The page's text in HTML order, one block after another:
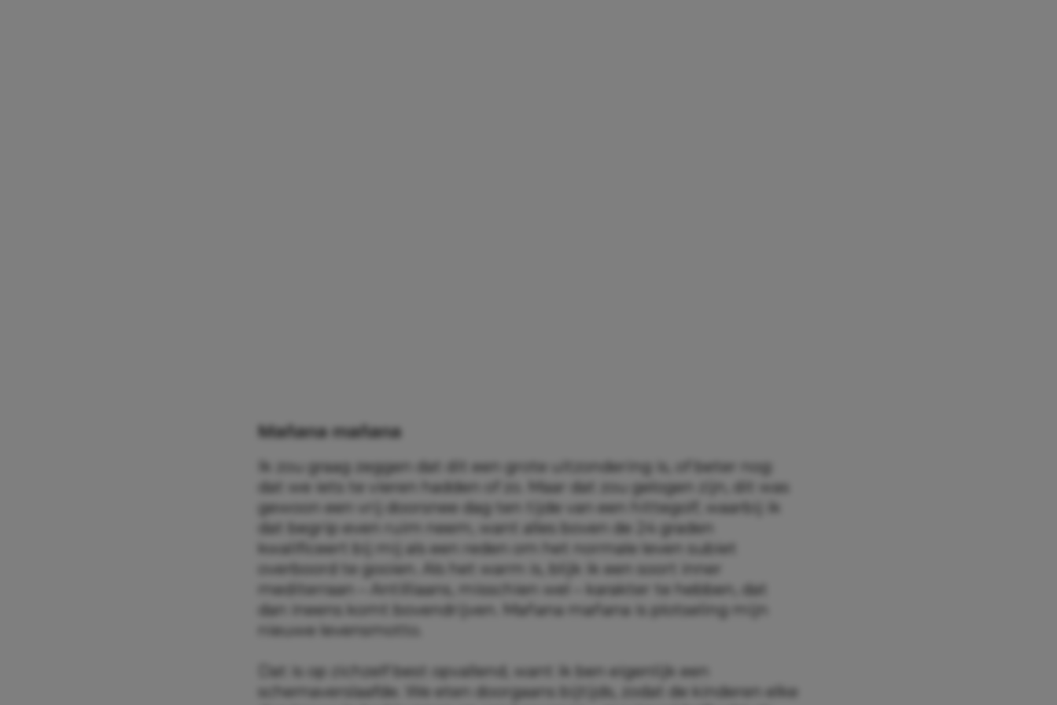
Mañana mañana
Ik zou graag zeggen dat dit een grote uitzondering is, of beter nog:
dat we iets te vieren hadden of zo. Maar dat zou gelogen zijn, dit was
gewoon een vrij doorsnee dag ten tijde van een hittegolf, waarbij ik
dat begrip even ruim neem, want alles boven de 24 graden
kwalificeert bij mij als een reden om het normale leven subiet
overboord te gooien. Als het warm is, blijk ik een soort inner
mediterraan – Antilliaans, misschien wel – karakter te hebben, dat
dan ineens komt bovendrijven. Mañana mañana is plotseling mijn
nieuwe levensmotto.
Dat is op zichzelf best opvallend, want ik ben eigenlijk een
schemaverslaafde. We eten doorgaans bijtijds, zodat de kinderen elke